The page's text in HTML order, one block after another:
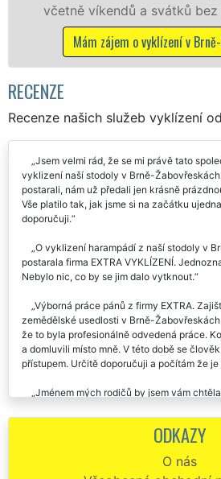
svátků bez příplatků.
v Brně-Žabovřeskách
RECENZE
Recenze našich služeb vyklízení
Jsem velmi rád, že se mi právě tato
vyklizení naší stodoly v Brně-
postarali, nám už předali jen krásně
Vše platilo tak, jak jsme si na začátku
doporučuji.
O vyklizení harampádí z naší stodoly v
postarala firma EXTRA VYKLÍZENÍ.
Nebylo nic, co by se jim dalo vytknout.
Výborná práce pánů z firmy EXTRA.
zemědělské usedlosti v Brně-
že to byla profesionálně odvedená práce.
a domluvili místo mně. V této době se
přístupem. Určitě doporučuji a počítám že
Jménem mých rodičů by jsem vám
spokojeni a moc vás chválili. Ještě jednou
Potřebovali jsme vyklidit stodolu v Brně-
ODKAZY
O nás